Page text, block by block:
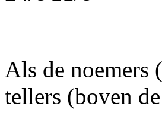
Als de noemers
tellers (boven